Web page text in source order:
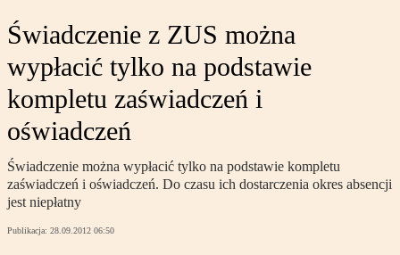
Świadczenie z ZUS można
wypłacić tylko na podstawie
kompletu zaświadczeń i
oświadczeń
Świadczenie można wypłacić tylko na podstawie kompletu
zaświadczeń i oświadczeń. Do czasu ich dostarczenia okres absencji
jest niepłatny
Publikacja: 28.09.2012 06:50